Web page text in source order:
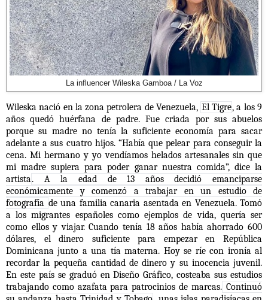
La influencer Wileska Gamboa / La Voz
Wileska nació en la zona petrolera de Venezuela, El Tigre, a los 9
años quedó huérfana de padre. Fue criada por sus abuelos
porque su madre no tenía la suficiente economía para sacar
adelante a sus cuatro hijos. “Había que pelear para conseguir la
cena. Mi hermano y yo vendíamos helados artesanales sin que
mi madre supiera para poder ganar nuestra comida”, dice la
artista. A la edad de 13 años decidió emanciparse
económicamente y comenzó a trabajar en un estudio de
fotografía de una familia canaria asentada en Venezuela. Tomó
a los migrantes españoles como ejemplos de vida, quería ser
como ellos y viajar. Cuando tenía 18 años había ahorrado 600
dólares, el dinero suficiente para empezar en República
Dominicana junto a una tía materna. Hoy se ríe con ironía al
recordar la pequeña cantidad de dinero y su inocencia juvenil.
En este país se graduó en Diseño Gráfico, costeaba sus estudios
trabajando como azafata para patrocinios de marcas. Continuó